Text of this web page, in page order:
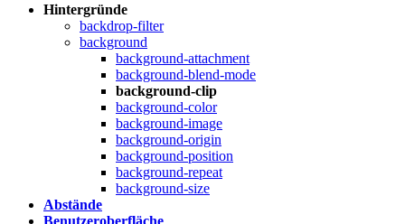
Hintergründe
backdrop-filter
background
background-attachment
background-blend-mode
background-clip
background-color
background-image
background-origin
background-position
background-repeat
background-size
Abstände
Benutzeroberfläche